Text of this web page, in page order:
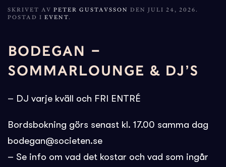
SKRIVET AV PETER GUSTAVSSON DEN JULI 24, 2026 .
POSTAD I EVENT.
BODEGAN –
SOMMARLOUNGE & DJ’S
– DJ varje kväll och FRI ENTRÉ
Bordsbokning görs senast kl. 17.00 samma dag
bodegan@societen.se
– Se info om vad det kostar och vad som ingår